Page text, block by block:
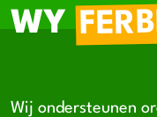
WY
Wij ondersteunen